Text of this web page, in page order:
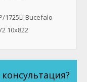
1725LI Bucefalo
10х822